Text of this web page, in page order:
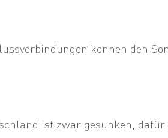
können den
ist zwar gesunken,